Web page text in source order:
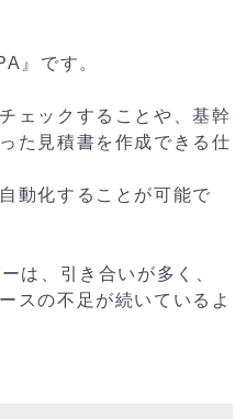
』です。
ェックすることや、基幹
た見積書を作成できる仕
動化することが可能で
は、引き合いが多く、
スの不足が続いているよ